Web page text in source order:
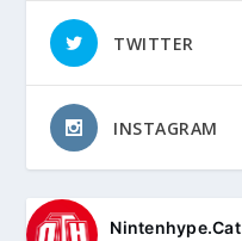
TWITTER
INSTAGRAM
Nintenhype.Cat